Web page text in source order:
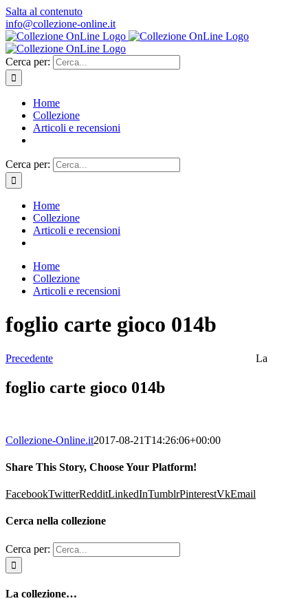
Salta al contenuto
info@collezione-online.it
Cerca per:
Home
Collezione
Articoli e recensioni
Cerca per:
Home
Collezione
Articoli e recensioni
Home
Collezione
Articoli e recensioni
foglio carte gioco 014b
Precedente
foglio carte gioco 014b
Collezione-Online.it2017-08-21T14:26:06+00:00
Share This Story, Choose Your Platform!
FacebookTwitterRedditLinkedInTumblrPinterestVkEmail
Cerca nella collezione
Cerca per:
La collezione…
La